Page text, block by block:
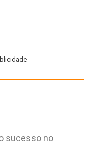
sucesso no